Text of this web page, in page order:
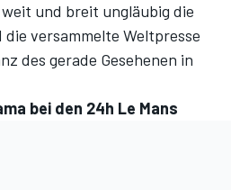
und breit ungläubig die
versammelte Weltpresse
des gerade Gesehenen in
bei den 24h Le Mans